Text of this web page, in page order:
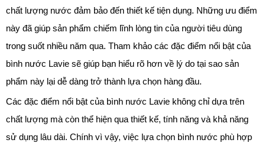
chất lượng nước đảm bảo đến thiết kế tiện dụng. Những ưu điểm
này đã giúp sản phẩm chiếm lĩnh lòng tin của người tiêu dùng
trong suốt nhiều năm qua. Tham khảo các đặc điểm nổi bật của
bình nước Lavie sẽ giúp bạn hiểu rõ hơn về lý do tại sao sản
phẩm này lại dễ dàng trở thành lựa chọn hàng đầu.
Các đặc điểm nổi bật của bình nước Lavie không chỉ dựa trên
chất lượng mà còn thể hiện qua thiết kế, tính năng và khả năng
sử dụng lâu dài. Chính vì vậy, việc lựa chọn bình nước phù hợp